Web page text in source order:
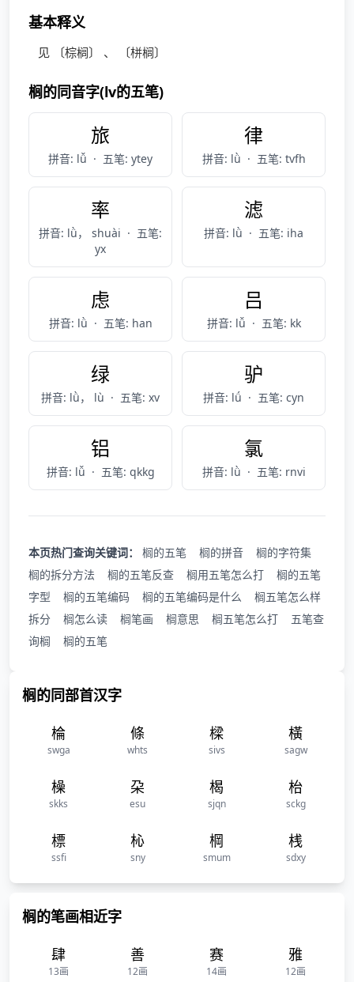
基本释义
见 〔棕榈〕 、 〔栟榈〕
榈的同音字(lv的五笔)
旅
拼音: lǚ · 五笔: ytey
律
拼音: lǜ · 五笔: tvfh
率
拼音: lǜ， shuài · 五笔:
yx
滤
拼音: lǜ · 五笔: iha
虑
拼音: lǜ · 五笔: han
吕
拼音: lǚ · 五笔: kk
绿
拼音: lǜ， lù · 五笔: xv
驴
拼音: lǘ · 五笔: cyn
铝
拼音: lǚ · 五笔: qkkg
氯
拼音: lǜ · 五笔: rnvi
本页热门查询关键词： 榈的五笔 榈的拼音
榈的字符集
榈的拆分方法
榈的五笔反查 榈用五笔怎么打
榈的五笔
字型
榈的五笔编码 榈的五笔编码是什么
榈五笔怎么样
拆分
榈怎么读 榈笔画 榈意思 榈五笔怎么打
五笔查
询榈
榈的五笔
榈的同部首汉字
棆
swga
條
whts
樑
sivs
橫
sagw
橾
skks
朶
esu
楬
sjqn
枱
sckg
標
ssfi
杺
sny
棡
smum
桟
sdxy
榈的笔画相近字
肆
13画
善
12画
赛
14画
雅
12画